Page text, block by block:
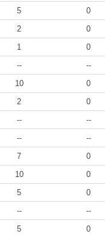
5 0
2 0
1 0
-- --
10 0
2 0
-- --
-- --
7 0
10 0
5 0
-- --
5 0